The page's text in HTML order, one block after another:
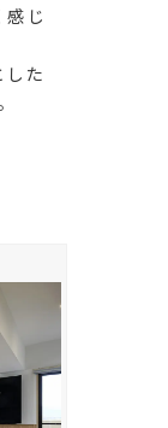
じ
た